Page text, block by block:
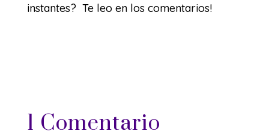
instantes? Te leo en los comentarios!
1 Comentario